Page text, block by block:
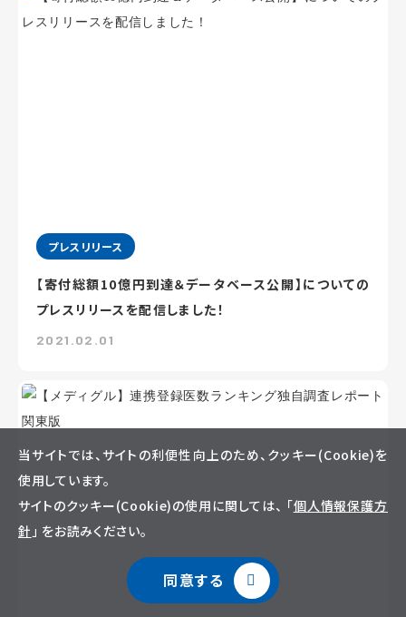
プレスリリース
【寄付総額10億円到達＆データベース公開】についての
プレスリリースを配信しました！
2021.02.01
当サイトでは、サイトの利便性向上のため、クッキー(Cookie)を
使用しています。
サイトのクッキー(Cookie)の使用に関しては、 「個人情報保護方
針」 をお読みください。
同意する